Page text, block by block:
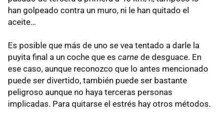
han golpeado contra un muro, ni le han quitado el
aceite…
Es posible que más de uno se vea tentado a darle la
puyita final a un coche que es carne de desguace. En
ese caso, aunque reconozco que lo antes mencionado
puede ser divertido, también puede ser bastante
peligroso aunque no haya terceras personas
implicadas. Para quitarse el estrés hay otros métodos.